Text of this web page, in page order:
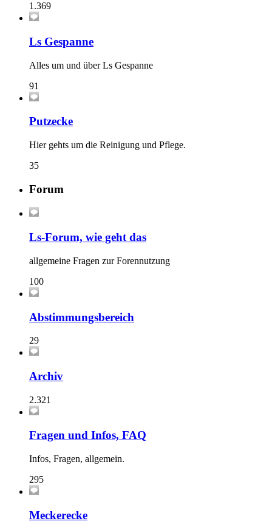
1.369
Ls Gespanne
Alles um und über Ls Gespanne
91
Putzecke
Hier gehts um die Reinigung und Pflege.
35
Forum
Ls-Forum, wie geht das
allgemeine Fragen zur Forennutzung
100
Abstimmungsbereich
29
Archiv
2.321
Fragen und Infos, FAQ
Infos, Fragen, allgemein.
295
Meckerecke